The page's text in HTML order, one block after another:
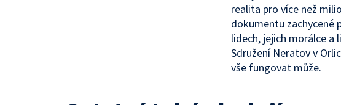
realita pro více než
dokumentu zachycené
lidech, jejich morálce a
Sdružení Neratov v
vše fungovat může.